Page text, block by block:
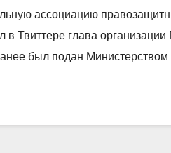
ассоциацию
Твиттере глава организации
был подан Министерством